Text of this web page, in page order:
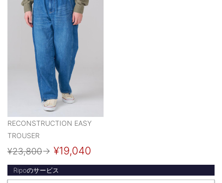
RECONSTRUCTION EASY
TROUSER
¥23,800→ ¥19,040
Ripoのサービス